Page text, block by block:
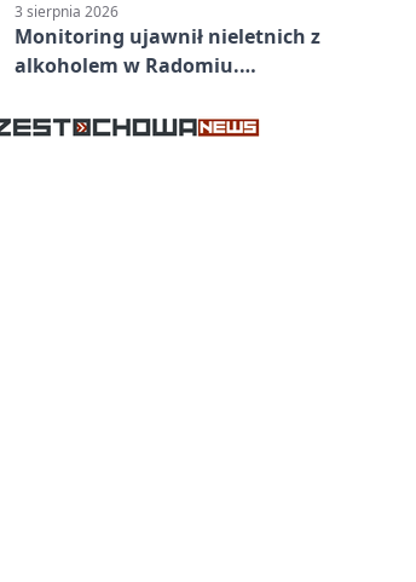
3 sierpnia 2026
Monitoring ujawnił nieletnich z
alkoholem w Radomiu.